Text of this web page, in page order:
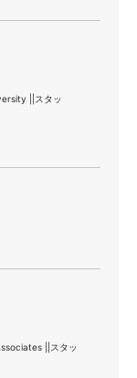
||スタッ
||スタッ